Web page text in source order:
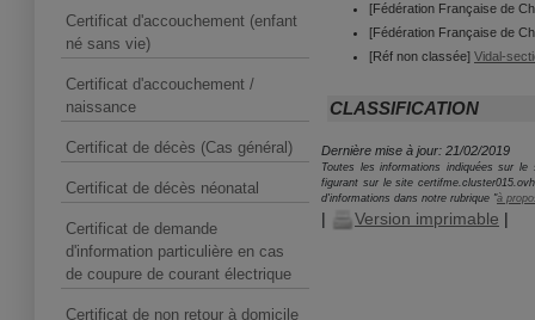
Certificat d'accouchement (enfant
né sans vie)
Certificat d'accouchement /
naissance
Certificat de décès (Cas général)
Certificat de décès néonatal
Certificat de demande
d'information particulière en cas
de coupure de courant électrique
Certificat de non retour à domicile
[Fédération Française de
[Fédération Française de
[Réf non classée] Vidal-
CLASSIFICATION
Dernière mise à jour: 21/02/2019
Toutes les informations indiquées sur
figurant sur le site
d'informations dans notre rubrique "à
| Version imprimable |